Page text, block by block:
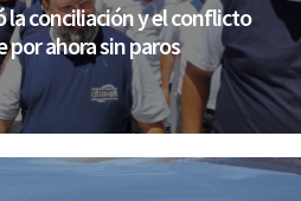
la conciliación y el conflicto
ahora sin paros